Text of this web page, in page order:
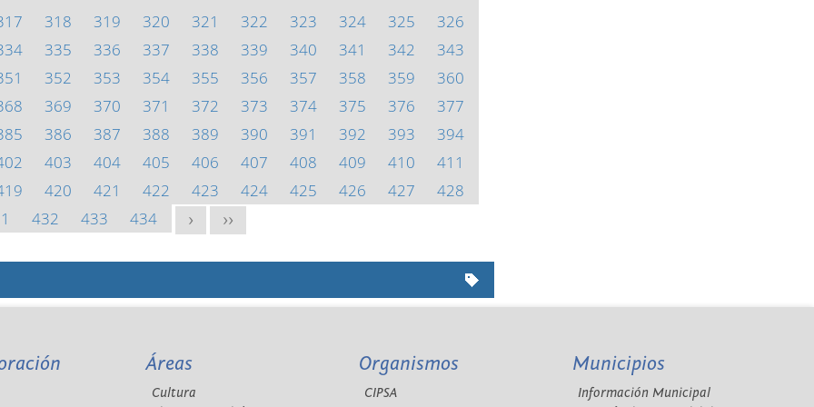
318 319 320 321 322 323 324 325
326
335 336 337 338 339 340 341 342
343
352 353 354 355 356 357 358 359
360
369 370 371 372 373 374 375 376
377
386 387 388 389 390 391 392 393
394
403 404 405 406 407 408 409 410
411
420 421 422 423 424 425 426 427
428
432 433 434 > >>
Áreas
Cultura
Organismos
CIPSA
Municipios
Información Municipal